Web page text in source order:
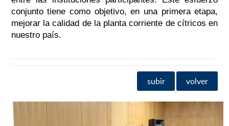
conjunto tiene como objetivo, en una primera etapa,
mejorar la calidad de la planta corriente de cítricos en
nuestro país.
subir volver